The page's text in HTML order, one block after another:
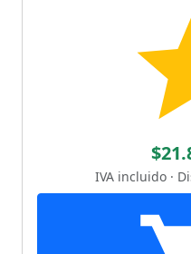
IVA incluido ·